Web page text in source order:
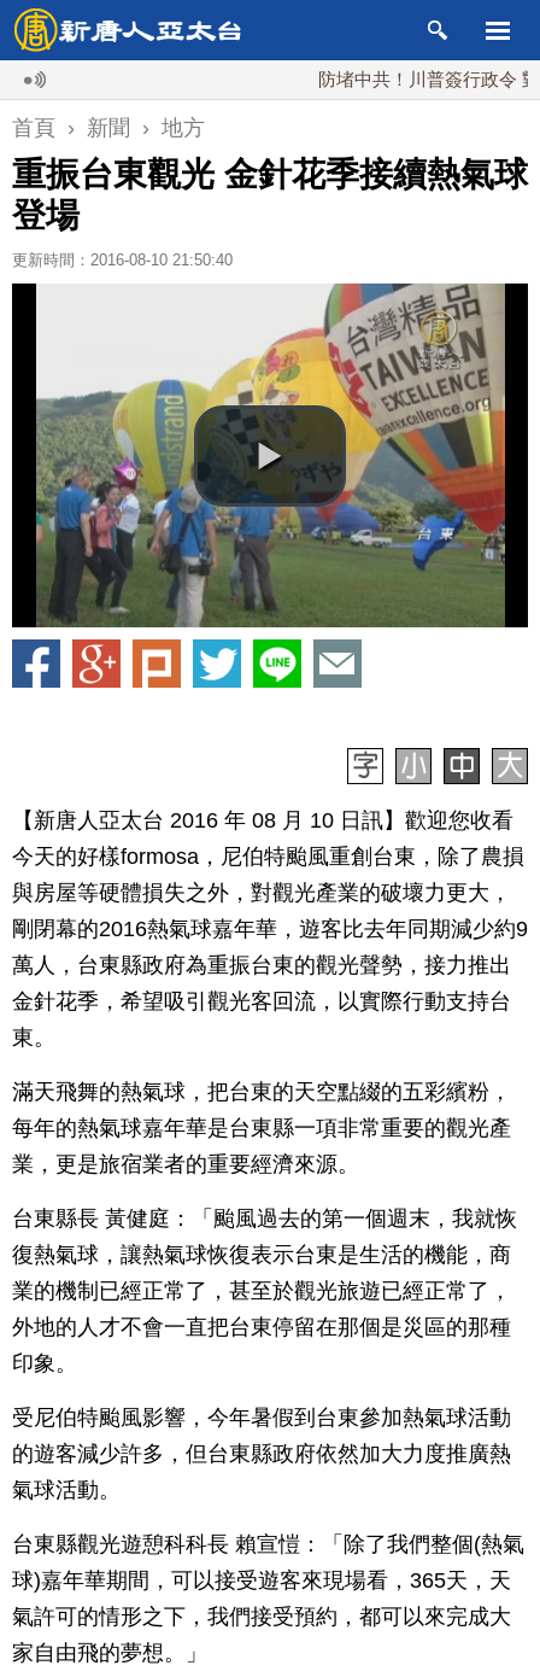
防堵中共！川普簽行政令 對多晶
首頁 › 新聞 › 地方
重振台東觀光 金針花季接續熱氣球
登場
更新時間：2016-08-10 21:50:40
【新唐人亞太台 2016 年 08 月 10 日訊】歡迎您收看
今天的好樣formosa，尼伯特颱風重創台東，除了農損
與房屋等硬體損失之外，對觀光產業的破壞力更大，
剛閉幕的2016熱氣球嘉年華，遊客比去年同期減少約9
萬人，台東縣政府為重振台東的觀光聲勢，接力推出
金針花季，希望吸引觀光客回流，以實際行動支持台
東。
滿天飛舞的熱氣球，把台東的天空點綴的五彩繽粉，
每年的熱氣球嘉年華是台東縣一項非常重要的觀光產
業，更是旅宿業者的重要經濟來源。
台東縣長 黃健庭：「颱風過去的第一個週末，我就恢
復熱氣球，讓熱氣球恢復表示台東是生活的機能，商
業的機制已經正常了，甚至於觀光旅遊已經正常了，
外地的人才不會一直把台東停留在那個是災區的那種
印象。
受尼伯特颱風影響，今年暑假到台東參加熱氣球活動
的遊客減少許多，但台東縣政府依然加大力度推廣熱
氣球活動。
台東縣觀光遊憩科科長 賴宣愷：「除了我們整個(熱氣
球)嘉年華期間，可以接受遊客來現場看，365天，天
氣許可的情形之下，我們接受預約，都可以來完成大
家自由飛的夢想。」